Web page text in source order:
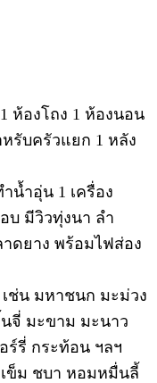
ห้องโถง 1 ห้องนอน
รับครัวแยก 1 หลัง
น้ำอุ่น 1 เครื่อง
บ มีวิวทุ่งนา ลำ
ดยาง พร้อมไฟส่อง
ช่น มหาชนก มะม่วง
จี่ มะขาม มะนาว
ร์รี่ กระท้อน ฯลฯ
ข็ม ชบา หอมหมื่นลี้